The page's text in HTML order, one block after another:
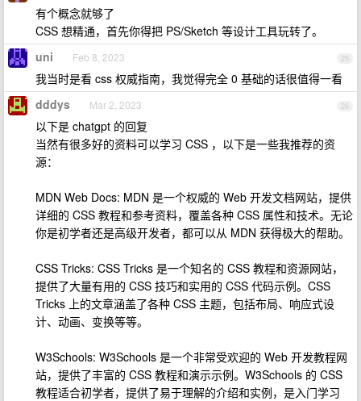
有个概念就够了
CSS 想精通，首先你得把 PS/Sketch 等设计工具玩转了。
25
uni Feb 8, 2023
我当时是看 css 权威指南，我觉得完全 0 基础的话很值得一看
26
dddys Mar 2, 2023
以下是 chatgpt 的回复
当然有很多好的资料可以学习 CSS ，以下是一些我推荐的资
源：
MDN Web Docs: MDN 是一个权威的 Web 开发文档网站，提供
详细的 CSS 教程和参考资料，覆盖各种 CSS 属性和技术。无论
你是初学者还是高级开发者，都可以从 MDN 获得极大的帮助。
CSS Tricks: CSS Tricks 是一个知名的 CSS 教程和资源网站，
提供了大量有用的 CSS 技巧和实用的 CSS 代码示例。CSS
Tricks 上的文章涵盖了各种 CSS 主题，包括布局、响应式设
计、动画、变换等等。
W3Schools: W3Schools 是一个非常受欢迎的 Web 开发教程网
站，提供了丰富的 CSS 教程和演示示例。W3Schools 的 CSS
教程适合初学者，提供了易于理解的介绍和实例，是入门学习